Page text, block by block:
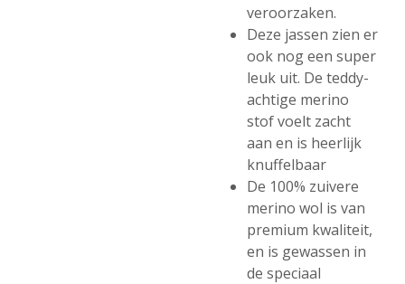
veroorzaken.
Deze jassen zien er
ook nog een super
leuk uit. De teddy-
achtige merino
stof voelt zacht
aan en is heerlijk
knuffelbaar
De 100% zuivere
merino wol is van
premium kwaliteit,
en is gewassen in
de speciaal